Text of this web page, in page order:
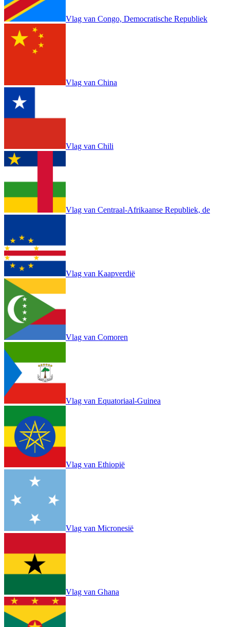
Vlag van Congo, Democratische Republiek
Vlag van China
Vlag van Chili
Vlag van Centraal-Afrikaanse Republiek, de
Vlag van Kaapverdië
Vlag van Comoren
Vlag van Equatoriaal-Guinea
Vlag van Ethiopië
Vlag van Micronesië
Vlag van Ghana